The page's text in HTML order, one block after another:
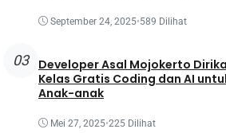
September 24, 2025•589 Dilihat
03
Developer Asal Mojokerto
Kelas Gratis Coding dan AI
Anak-anak
Mei 27, 2025•225 Dilihat